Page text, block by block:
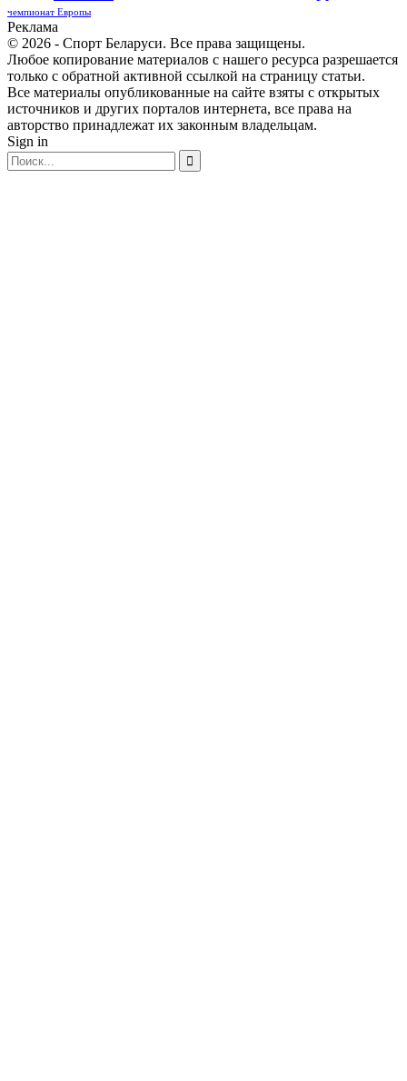
чемпионат Европы
Реклама
© 2026 - Спорт Беларуси. Все права защищены.
Любое копирование материалов с нашего ресурса разрешается
только с обратной активной ссылкой на страницу статьи.
Все материалы опубликованные на сайте взяты с открытых
источников и других порталов интернета, все права на
авторство принадлежат их законным владельцам.
Sign in